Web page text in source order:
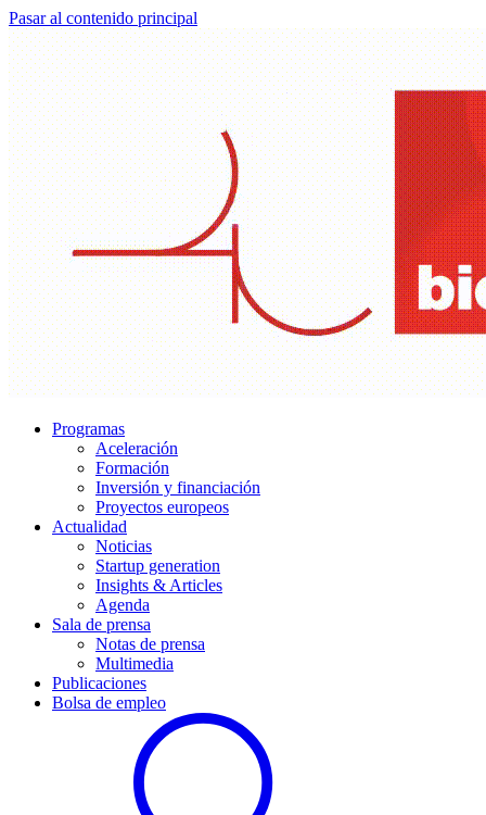
Pasar al contenido principal
Programas
Aceleración
Formación
Inversión y financiación
Proyectos europeos
Actualidad
Noticias
Startup generation
Insights & Articles
Agenda
Sala de prensa
Notas de prensa
Multimedia
Publicaciones
Bolsa de empleo